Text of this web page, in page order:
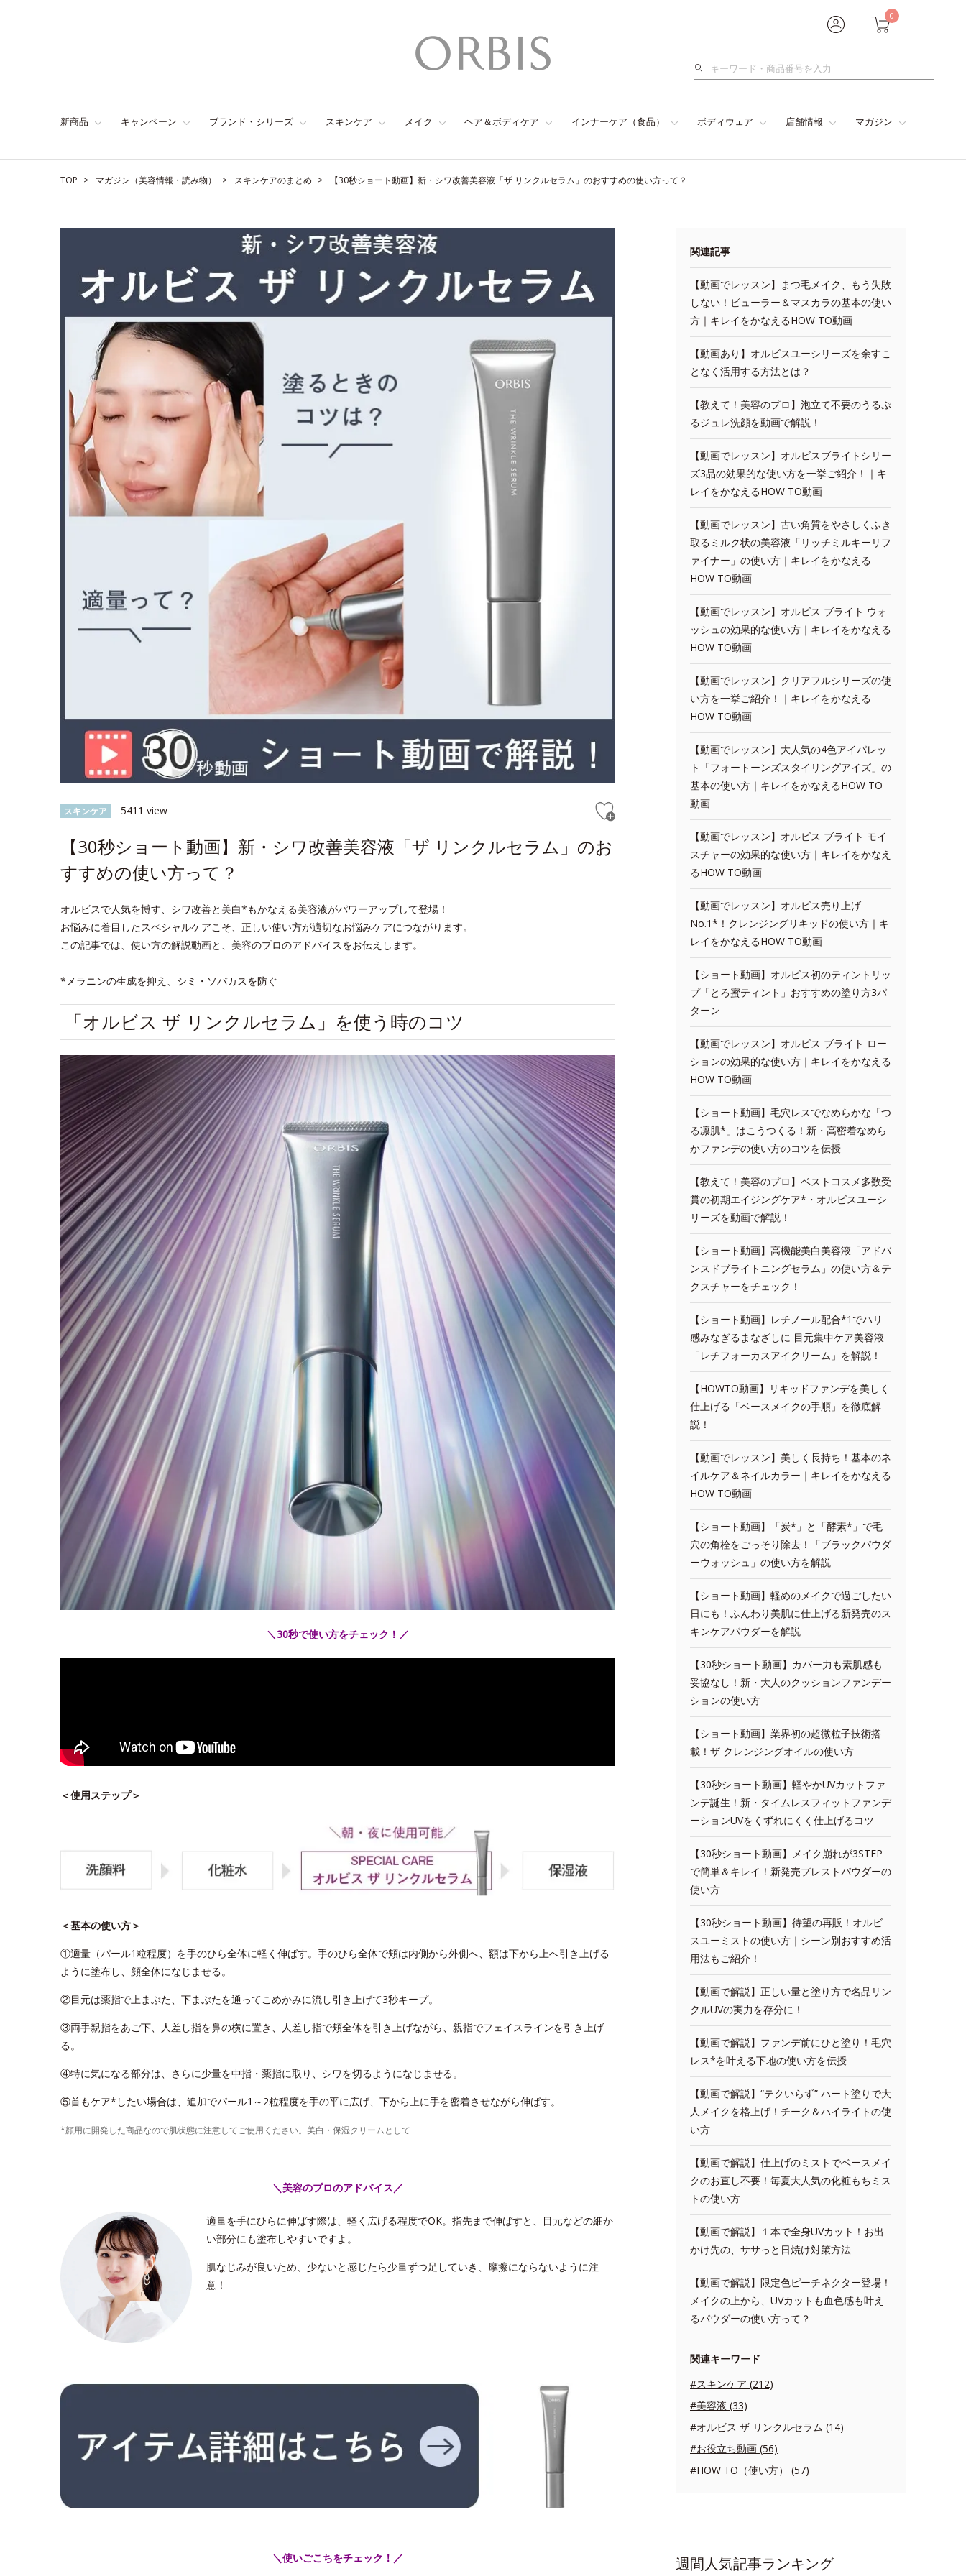
0
検
新商品 キャンペーン ブランド・シリーズ スキンケア メイク ヘア＆ボディケア インナーケア（食品） ボディウェア 店舗情報 マガジン
TOP マガジン（美容情報・読み物） スキンケアのまとめ 【30秒ショート動画】新・シワ改善美容液「ザ リンクルセラム」のおすすめの使い方って？
スキンケア 5411 view
【30秒ショート動画】新・シワ改善美容液「ザ リンクルセラム」のお
すすめの使い方って？
オルビスで人気を博す、シワ改善と美白*もかなえる美容液がパワーアップして登場！
お悩みに着目したスペシャルケアこそ、正しい使い方が適切なお悩みケアにつながります。
この記事では、使い方の解説動画と、美容のプロのアドバイスをお伝えします。
*メラニンの生成を抑え、シミ・ソバカスを防ぐ
「オルビス ザ リンクルセラム」を使う時のコツ
＼30秒で使い方をチェック！／
＜使用ステップ＞
＜基本の使い方＞
①適量（パール1粒程度）を手のひら全体に軽く伸ばす。手のひら全体で頬は内側から外側へ、額は下から上へ引き上げる
ように塗布し、顔全体になじませる。
②目元は薬指で上まぶた、下まぶたを通ってこめかみに流し引き上げて3秒キープ。
③両手親指をあご下、人差し指を鼻の横に置き、人差し指で頬全体を引き上げながら、親指でフェイスラインを引き上げ
る。
④特に気になる部分は、さらに少量を中指・薬指に取り、シワを切るようになじませる。
⑤首もケア*したい場合は、追加でパール1～2粒程度を手の平に広げ、下から上に手を密着させながら伸ばす。
*顔用に開発した商品なので肌状態に注意してご使用ください。美白・保湿クリームとして
＼美容のプロのアドバイス／
適量を手にひらに伸ばす際は、軽く広げる程度でOK。指先まで伸ばすと、目元などの細か
い部分にも塗布しやすいですよ。
肌なじみが良いため、少ないと感じたら少量ずつ足していき、摩擦にならないように注
意！
＼使いごこちをチェック！／
関連記事
【動画でレッスン】まつ毛メイク、もう失敗
しない！ビューラー＆マスカラの基本の使い
方｜キレイをかなえるHOW TO動画
【動画あり】オルビスユーシリーズを余すこ
となく活用する方法とは？
【教えて！美容のプロ】泡立て不要のうるぷ
るジュレ洗顔を動画で解説！
【動画でレッスン】オルビスブライトシリー
ズ3品の効果的な使い方を一挙ご紹介！｜キ
レイをかなえるHOW TO動画
【動画でレッスン】古い角質をやさしくふき
取るミルク状の美容液「リッチミルキーリフ
ァイナー」の使い方｜キレイをかなえる
HOW TO動画
【動画でレッスン】オルビス ブライト ウォ
ッシュの効果的な使い方｜キレイをかなえる
HOW TO動画
【動画でレッスン】クリアフルシリーズの使
い方を一挙ご紹介！｜キレイをかなえる
HOW TO動画
【動画でレッスン】大人気の4色アイパレッ
ト「フォートーンズスタイリングアイズ」の
基本の使い方｜キレイをかなえるHOW TO
動画
【動画でレッスン】オルビス ブライト モイ
スチャーの効果的な使い方｜キレイをかなえ
るHOW TO動画
【動画でレッスン】オルビス売り上げ
No.1*！クレンジングリキッドの使い方｜キ
レイをかなえるHOW TO動画
【ショート動画】オルビス初のティントリッ
プ「とろ蜜ティント」おすすめの塗り方3パ
ターン
【動画でレッスン】オルビス ブライト ロー
ションの効果的な使い方｜キレイをかなえる
HOW TO動画
【ショート動画】毛穴レスでなめらかな「つ
る凛肌*」はこうつくる！新・高密着なめら
かファンデの使い方のコツを伝授
【教えて！美容のプロ】ベストコスメ多数受
賞の初期エイジングケア*・オルビスユーシ
リーズを動画で解説！
【ショート動画】高機能美白美容液「アドバ
ンスドブライトニングセラム」の使い方＆テ
クスチャーをチェック！
【ショート動画】レチノール配合*1でハリ
感みなぎるまなざしに 目元集中ケア美容液
「レチフォーカスアイクリーム」を解説！
【HOWTO動画】リキッドファンデを美しく
仕上げる「ベースメイクの手順」を徹底解
説！
【動画でレッスン】美しく長持ち！基本のネ
イルケア＆ネイルカラー｜キレイをかなえる
HOW TO動画
【ショート動画】「炭*」と「酵素*」で毛
穴の角栓をごっそり除去！「ブラックパウダ
ーウォッシュ」の使い方を解説
【ショート動画】軽めのメイクで過ごしたい
日にも！ふんわり美肌に仕上げる新発売のス
キンケアパウダーを解説
【30秒ショート動画】カバー力も素肌感も
妥協なし！新・大人のクッションファンデー
ションの使い方
【ショート動画】業界初の超微粒子技術搭
載！ザ クレンジングオイルの使い方
【30秒ショート動画】軽やかUVカットファ
ンデ誕生！新・タイムレスフィットファンデ
ーションUVをくずれにくく仕上げるコツ
【30秒ショート動画】メイク崩れが3STEP
で簡単＆キレイ！新発売プレストパウダーの
使い方
【30秒ショート動画】待望の再販！オルビ
スユーミストの使い方｜シーン別おすすめ活
用法もご紹介！
【動画で解説】正しい量と塗り方で名品リン
クルUVの実力を存分に！
【動画で解説】ファンデ前にひと塗り！毛穴
レス*を叶える下地の使い方を伝授
【動画で解説】“テクいらず” ハート塗りで大
人メイクを格上げ！チーク＆ハイライトの使
い方
【動画で解説】仕上げのミストでベースメイ
クのお直し不要！毎夏大人気の化粧もちミス
トの使い方
【動画で解説】１本で全身UVカット！お出
かけ先の、ササっと日焼け対策方法
【動画で解説】限定色ピーチネクター登場！
メイクの上から、UVカットも血色感も叶え
るパウダーの使い方って？
関連キーワード
#スキンケア (212)
#美容液 (33)
#オルビス ザ リンクルセラム (14)
#お役立ち動画 (56)
#HOW TO（使い方） (57)
週間人気記事ランキング